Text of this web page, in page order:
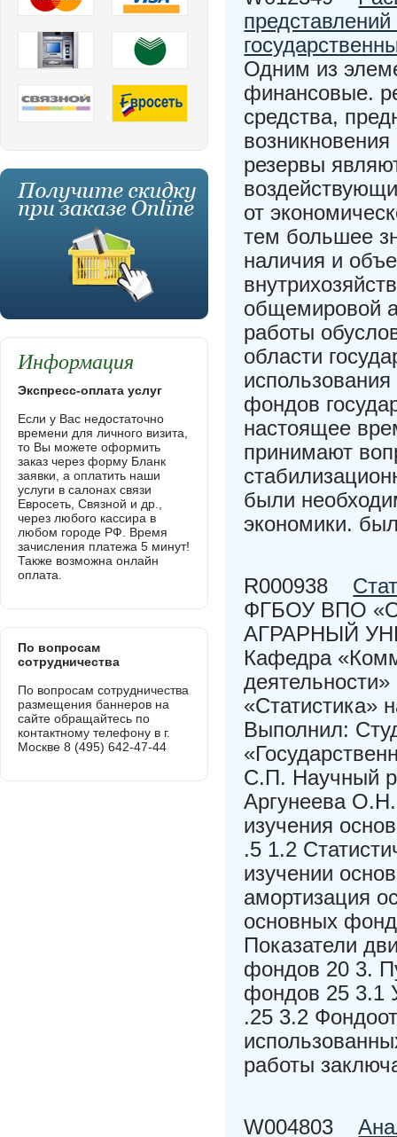
Одним из
финансовые.
средства,
резервы
от
тем большее
наличия и
общемировой
работы
области
фондов
настоящее
принимают
были
экономики.
R000938
ФГБОУ ВПО
АГРАРНЫЙ
Кафедра
«Статистика»
Выполнил:
С.П. Научный
Аргунеева
изучения
.5 1.2
изучении
амортизация
основных
Показатели
фондов 20 3.
фондов 25 3.1
.25 3.2
работы
W004803
Информация
Экспресс-оплата услуг
Если у Вас недостаточно
времени для личного визита,
то Вы можете оформить
заказ через форму Бланк
заявки, а оплатить наши
услуги в салонах связи
Евросеть, Связной и др.,
через любого кассира в
любом городе РФ. Время
зачисления платежа 5 минут!
Также возможна онлайн
оплата.
По вопросам
сотрудничества
По вопросам сотрудничества
размещения баннеров на
сайте обращайтесь по
контактному телефону в г.
Москве 8 (495) 642-47-44